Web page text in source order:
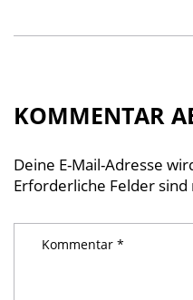
KOMMENTAR
Deine E-Mail-Adresse
Erforderliche Felder sind